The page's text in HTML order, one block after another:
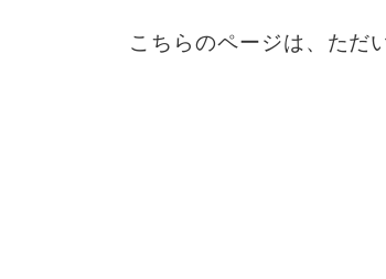
こちらのページは、ただ